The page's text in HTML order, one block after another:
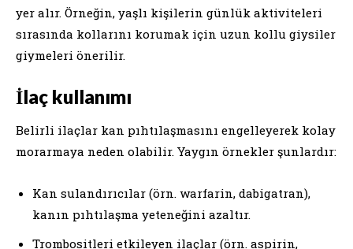
yer alır. Örneğin, yaşlı kişilerin günlük aktiviteleri
sırasında kollarını korumak için uzun kollu giysiler
giymeleri önerilir.
İlaç kullanımı
Belirli ilaçlar kan pıhtılaşmasını engelleyerek kolay
morarmaya neden olabilir. Yaygın örnekler şunlardır:
Kan sulandırıcılar (örn. warfarin, dabigatran),
kanın pıhtılaşma yeteneğini azaltır.
Trombositleri etkileyen ilaçlar (örn. aspirin,